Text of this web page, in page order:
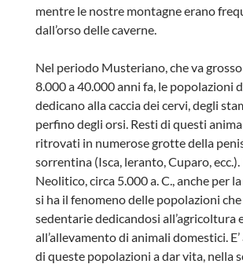
mentre le nostre montagne erano
dall’orso delle caverne.
Nel periodo Musteriano, che va
8.000 a 40.000 anni fa, le popolazioni
dedicano alla caccia dei cervi, degli
perfino degli orsi. Resti di questi
ritrovati in numerose grotte della
sorrentina (Isca, leranto, Cuparo,
Neolitico, circa 5.000 a. C., anche per
si ha il fenomeno delle popolazioni
sedentarie dedicandosi all’agricoltura
all’allevamento di animali domestici.
di queste popolazioni a dar vita, nella